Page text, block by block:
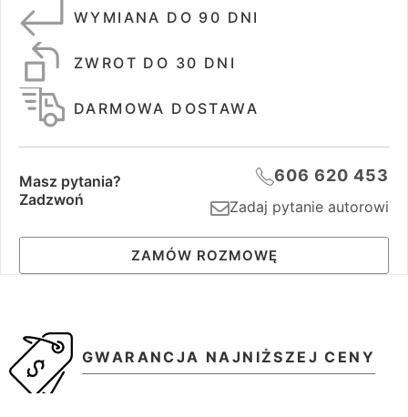
GWARANCJA NAJNIŻSZEJ CENY
WYMIANA DO 90 DNI
ZWROT DO 30 DNI
DARMOWA DOSTAWA
Masz pytania?
Zadzwoń
606 620 453
Zadaj pytanie autorowi
ZAMÓW ROZMOWĘ